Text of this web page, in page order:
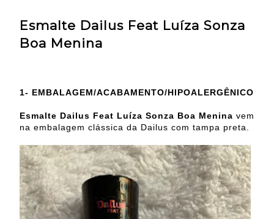
Esmalte Dailus Feat Luíza Sonza
Boa Menina
1- EMBALAGEM/ACABAMENTO/HIPOALERGÊNICO
Esmalte Dailus Feat Luíza Sonza Boa Menina vem
na embalagem clássica da Dailus com tampa preta.